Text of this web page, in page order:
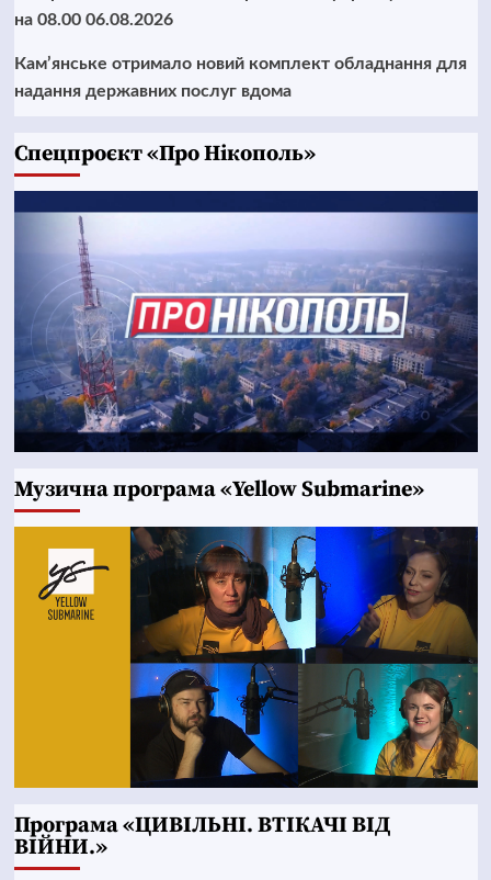
на 08.00 06.08.2026
Кам’янське отримало новий комплект обладнання для
надання державних послуг вдома
Cпецпроєкт «Про Нікополь»
Музична програма «Yellow Submarine»
Програма «ЦИВІЛЬНІ. ВТІКАЧІ ВІД
ВІЙНИ.»